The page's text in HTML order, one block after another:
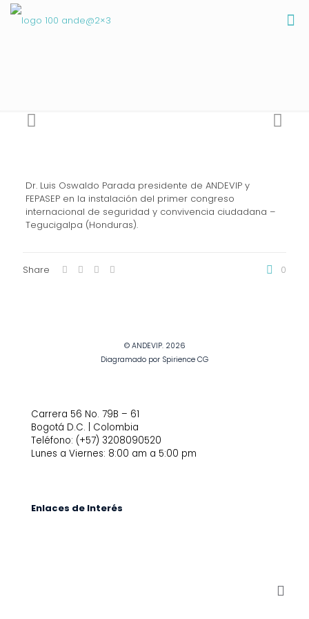
Dr. Luis Oswaldo Parada presidente de ANDEVIP y
FEPASEP en la instalación del primer congreso
internacional de seguridad y convivencia ciudadana –
Tegucigalpa (Honduras).
Share 0
© ANDEVIP. 2026
Diagramado por Spirience CG
Carrera 56 No. 79B – 61
Bogotá D.C. | Colombia
Teléfono: (+57) 3208090520
Lunes a Viernes: 8:00 am a 5:00 pm
Enlaces de Interés